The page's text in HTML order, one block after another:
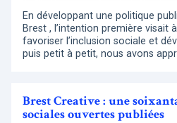
En développant une politique
Brest , l’intention première visait
favoriser l’inclusion sociale et
puis petit à petit, nous avons
Brest Creative : une
sociales ouvertes publiées